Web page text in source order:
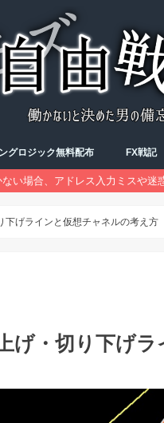
グロジック無料配布 FX戦記
FX勉強会
トレード
予習復習
い場合、アドレス入力ミスや迷
下げラインと仮想チャネルの考え方
げ・切り下げラ